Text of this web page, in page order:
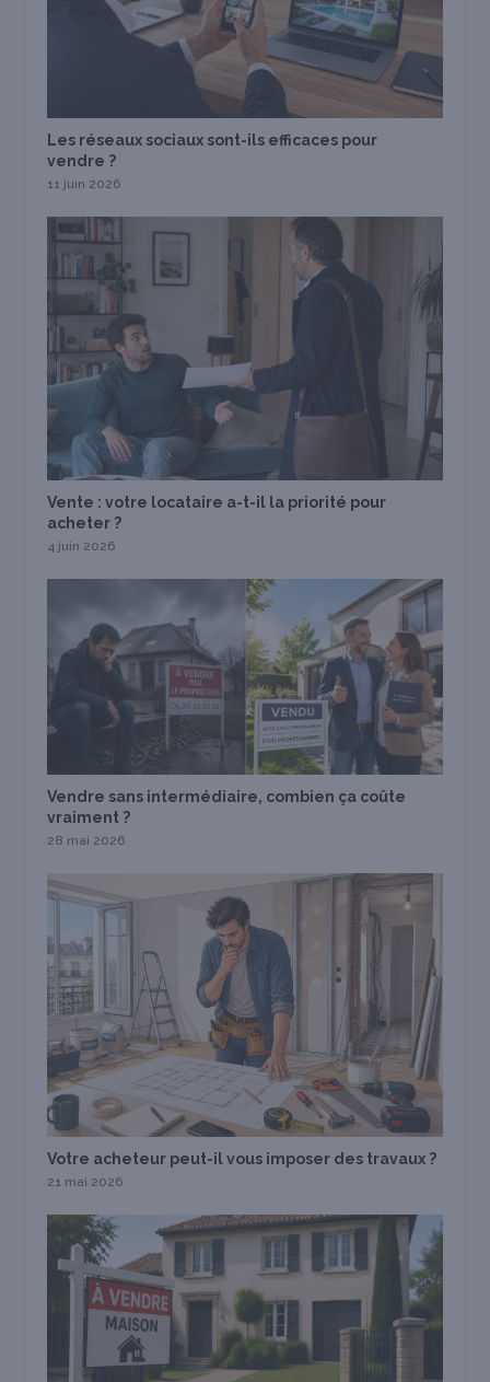
Les réseaux sociaux sont-ils efficaces pour
vendre ?
11 juin 2026
Vente : votre locataire a-t-il la priorité pour
acheter ?
4 juin 2026
Vendre sans intermédiaire, combien ça coûte
vraiment ?
28 mai 2026
Votre acheteur peut-il vous imposer des travaux ?
21 mai 2026